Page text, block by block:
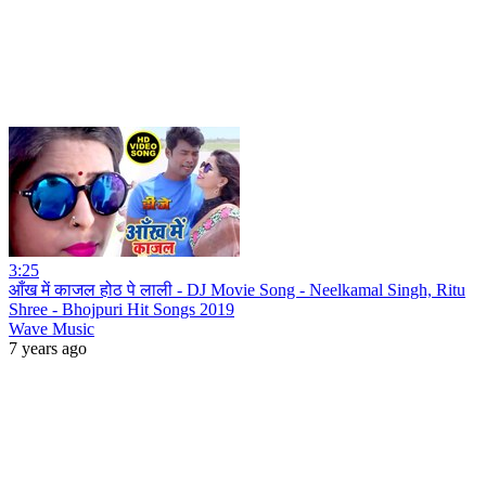
3:25
आँख में काजल होठ पे लाली - DJ Movie Song - Neelkamal Singh, Ritu
Shree - Bhojpuri Hit Songs 2019
Wave Music
7 years ago